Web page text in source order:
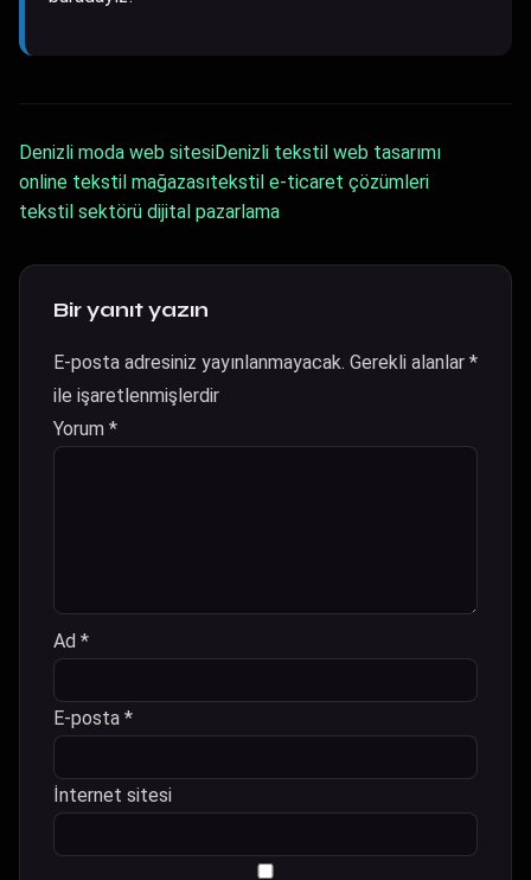
Denizli moda web sitesiDenizli tekstil web tasarımı
online tekstil mağazasıtekstil e-ticaret çözümleri
tekstil sektörü dijital pazarlama
Bir yanıt yazın
E-posta adresiniz yayınlanmayacak. Gerekli alanlar *
ile işaretlenmişlerdir
Yorum *
Ad *
E-posta *
İnternet sitesi